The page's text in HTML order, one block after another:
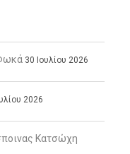
30 Ιουλίου 2026
2026
Κατσώχη